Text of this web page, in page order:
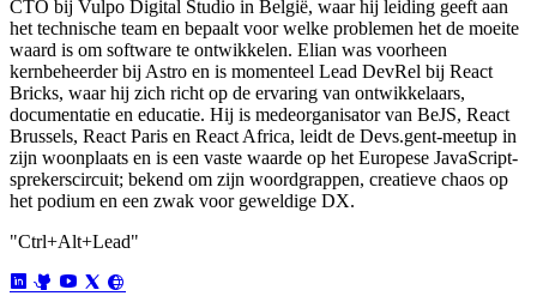
CTO bij Vulpo Digital Studio in België, waar hij leiding geeft aan
het technische team en bepaalt voor welke problemen het de moeite
waard is om software te ontwikkelen. Elian was voorheen
kernbeheerder bij Astro en is momenteel Lead DevRel bij React
Bricks, waar hij zich richt op de ervaring van ontwikkelaars,
documentatie en educatie. Hij is medeorganisator van BeJS, React
Brussels, React Paris en React Africa, leidt de Devs.gent-meetup in
zijn woonplaats en is een vaste waarde op het Europese JavaScript-
sprekerscircuit; bekend om zijn woordgrappen, creatieve chaos op
het podium en een zwak voor geweldige DX.
"Ctrl+Alt+Lead"